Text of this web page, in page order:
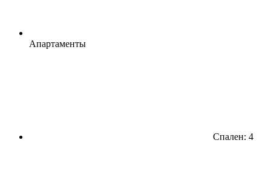
Апартаменты
Спален: 4